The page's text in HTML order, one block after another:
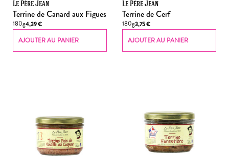
Le Père Jean
Terrine de Canard aux Figues
180g4,39€
AJOUTER AU PANIER
Le Père Jean
Terrine de Cerf
180g3,75€
AJOUTER AU PANIER